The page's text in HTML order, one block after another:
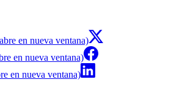
en nueva ventana)
en nueva ventana)
en nueva ventana)